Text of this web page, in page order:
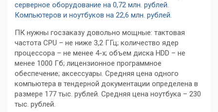
серверное оборудование на 0,72 млн. рублей.
Компьютеров и ноутбуков на 22,6 млн. рублей.
ПК нужны госзаказу довольно мощные: тактовая
частота CPU – не ниже 3,2 ГГц; количество ядер
процессора – не менее 4-х; объем диска HDD – не
менее 1000 Гб; лицензионное программное
обеспечение; аксессуары. Средняя цена одного
компьютера в тендерной документации определена в
размере 177 тыс. рублей. Средняя цена ноутбука – 230
тыс. рублей.